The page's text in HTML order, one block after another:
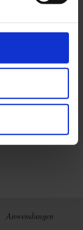
Anwendungen